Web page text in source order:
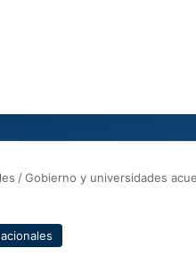
/Gobierno y universidades